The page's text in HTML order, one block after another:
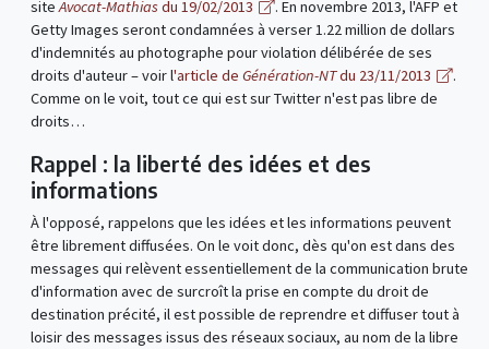
siteAvocat-Mathias du 19/02/2013
. En novembre 2013, l'AFP et
Getty Images seront condamnées à verser 1.22 million de dollars
d'indemnités au photographe pour violation délibérée de ses
droits d'auteur – voir l'article de Génération-NTdu 23/11/2013
.
Comme on le voit, tout ce qui est sur Twitter n'est pas libre de
droits…
Rappel : la liberté des idées et des
informations
À l'opposé, rappelons que les idées et les informations peuvent
être librement diffusées. On le voit donc, dès qu'on est dans des
messages qui relèvent essentiellement de la communication brute
d'information avec de surcroît la prise en compte du droit de
destination précité, il est possible de reprendre et diffuser tout à
loisir des messages issus des réseaux sociaux, au nom de la libre